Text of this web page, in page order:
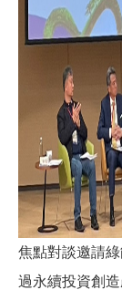
焦點對談邀請
過永續投資創造